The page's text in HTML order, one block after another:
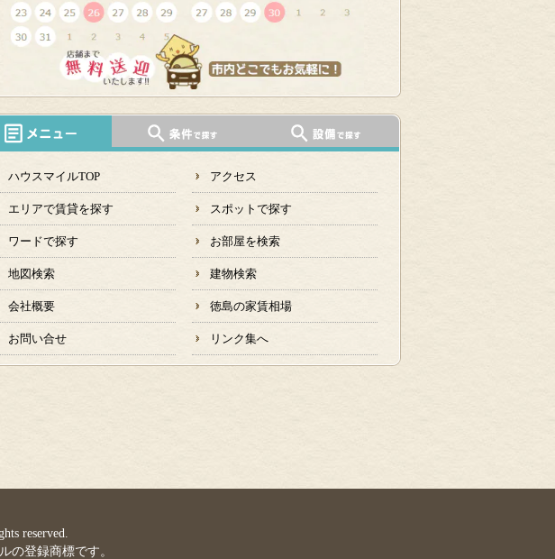
ハウスマイルTOP アクセス
エリアで賃貸を探す スポットで探す
ワードで探す お部屋を検索
地図検索 建物検索
会社概要 徳島の家賃相場
お問い合せ リンク集へ
reserved.
の登録商標です。